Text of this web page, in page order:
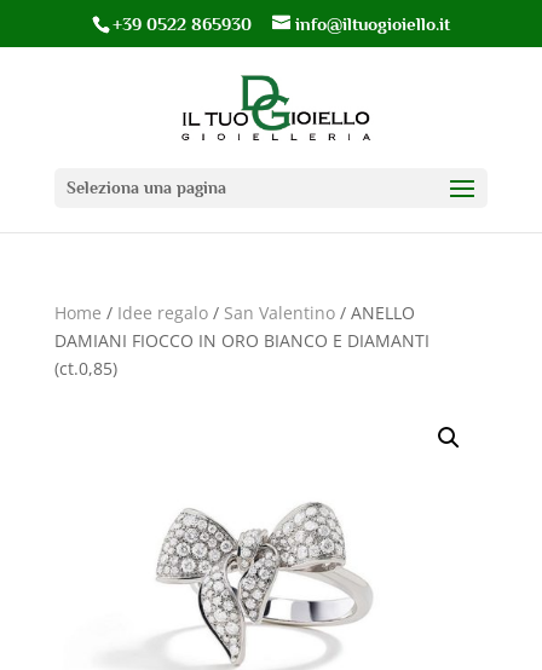
+39 0522 865930 info@iltuogioiello.it
Seleziona una pagina
Home / Idee regalo/ San Valentino/ ANELLO
DAMIANI FIOCCO IN ORO BIANCO E DIAMANTI
(ct.0,85)